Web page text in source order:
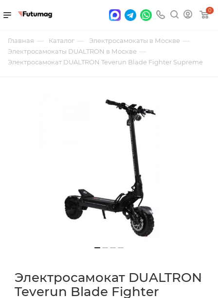
0
Главная — Каталог — Электросамокаты в Москве —
Электросамокаты DUALTRON в Москве —
Электросамокат DUALTRON Teverun Blade Fighter Supreme
Электросамокат DUALTRON
Teverun Blade Fighter